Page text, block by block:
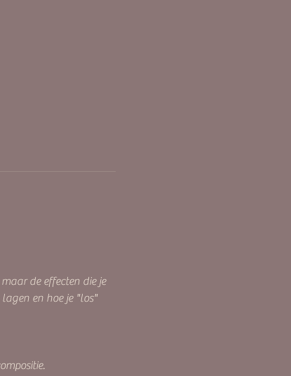
de effecten die je
en hoe je "los"